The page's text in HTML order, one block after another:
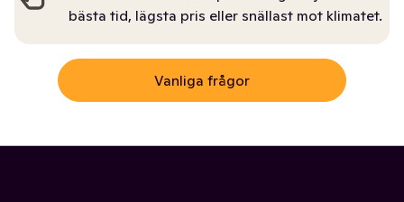
bästa tid, lägsta pris eller snällast mot klimatet.
Vanliga frågor